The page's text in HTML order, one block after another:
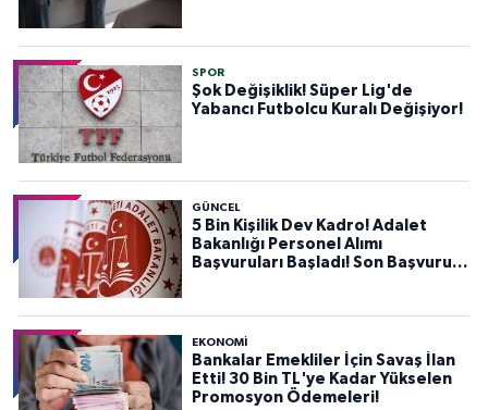
SPOR
Şok Değişiklik! Süper Lig'de
Yabancı Futbolcu Kuralı Değişiyor!
GÜNCEL
5 Bin Kişilik Dev Kadro! Adalet
Bakanlığı Personel Alımı
Başvuruları Başladı! Son Başvuru
EKONOMİ
Bankalar Emekliler İçin Savaş İlan
Etti! 30 Bin TL'ye Kadar Yükselen
Promosyon Ödemeleri!